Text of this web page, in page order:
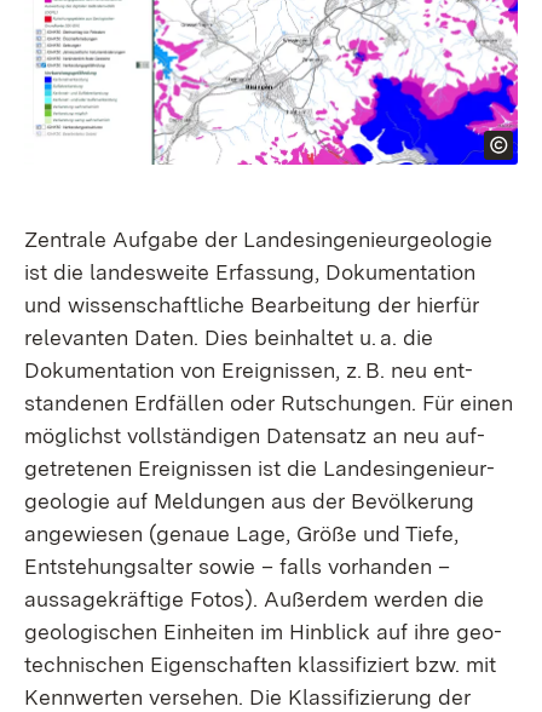
Zentrale Aufgabe der Landes­ingenieur­geologie
ist die landesweite Erfassung, Dokumentation
und wissen­schaft­liche Bearbeitung der hierfür
relevanten Daten. Dies beinhaltet u. a. die
Dokumentation von Ereignissen, z. B. neu ent­
standenen Erdfällen oder Rutschungen. Für einen
möglichst voll­ständigen Datensatz an neu auf­
getretenen Ereignissen ist die Landes­­­ingenieur­­
geologie auf Meldungen aus der Bevölkerung
angewiesen (genaue Lage, Größe und Tiefe,
Entstehungsalter sowie – falls vorhanden –
aussage­kräftige Fotos). Außerdem werden die
geologischen Einheiten im Hinblick auf ihre geo­
technischen Eigen­schaften klassifiziert bzw. mit
Kennwerten versehen. Die Klassifizierung der